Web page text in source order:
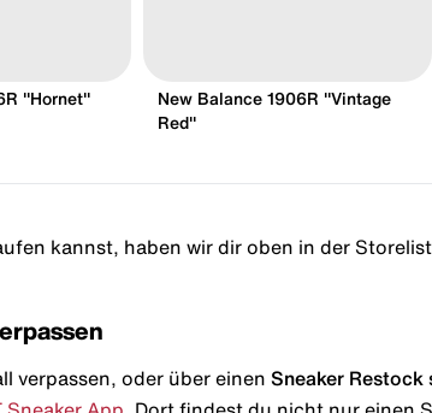
"Hornet"
New Balance 1906R "Vintage
Red"
kannst, haben wir dir oben in der
verpassen, oder über einen Sneaker Restock
Sneaker App . Dort findest du nicht nur einen